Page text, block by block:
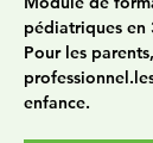
pédiatriques en
Pour les
enfance.